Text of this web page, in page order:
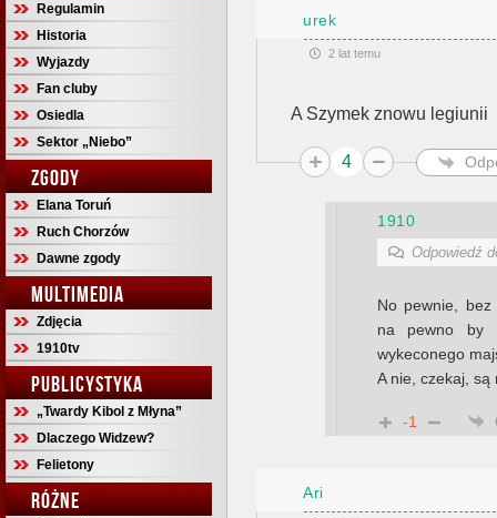
Regulamin
Historia
Wyjazdy
Fan cluby
Osiedla
Sektor „Niebo”
ZGODY
Elana Toruń
Ruch Chorzów
Dawne zgody
MULTIMEDIA
Zdjęcia
1910tv
PUBLICYSTYKA
„Twardy Kibol z Młyna”
Dlaczego Widzew?
Felietony
RÓŻNE
urek
2 lat temu
A Szymek znowu legiunii
4
1910
Odpowiedź
No pewnie, bez
na pewno by
wykeconego
A nie, czekaj, są
-1
Ari